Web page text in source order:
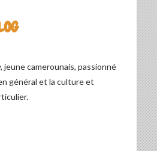
jeune camerounais, passionné
général et la culture et